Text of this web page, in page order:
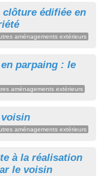
édifiée en
aménagements extérieurs
en parpaing : le
aménagements extérieurs
aménagements extérieurs
à la réalisation
le voisin